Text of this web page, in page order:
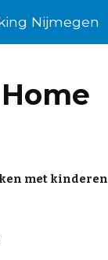
Nijmegen
Home
met kinderen